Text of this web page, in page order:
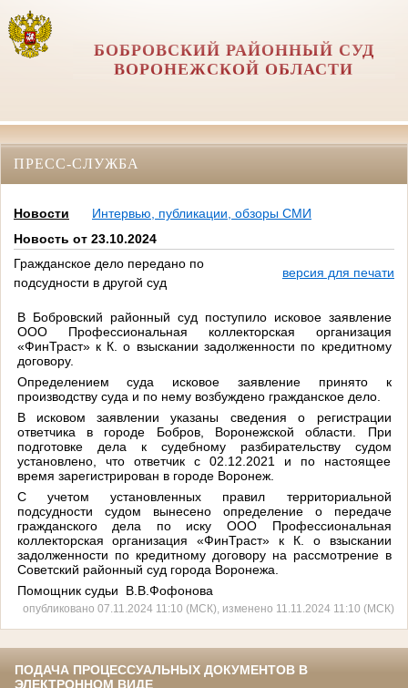
БОБРОВСКИЙ РАЙОННЫЙ СУД
ВОРОНЕЖСКОЙ ОБЛАСТИ
ПРЕСС-СЛУЖБА
Новости
Интервью, публикации, обзоры СМИ
Новость от 23.10.2024
Гражданское дело передано по
подсудности в другой суд
версия для печати
В Бобровский районный суд поступило исковое заявление
ООО Профессиональная коллекторская организация
«ФинТраст» к К. о взыскании задолженности по кредитному
договору.
Определением суда исковое заявление принято к
производству суда и по нему возбуждено гражданское дело.
В исковом заявлении указаны сведения о регистрации
ответчика в городе Бобров, Воронежской области. При
подготовке дела к судебному разбирательству судом
установлено, что ответчик с 02.12.2021 и по настоящее
время зарегистрирован в городе Воронеж.
С учетом установленных правил территориальной
подсудности судом вынесено определение о передаче
гражданского дела по иску ООО Профессиональная
коллекторская организация «ФинТраст» к К. о взыскании
задолженности по кредитному договору на рассмотрение в
Советский районный суд города Воронежа.
Помощник судьи В.В.Фофонова
опубликовано 07.11.2024 11:10 (МСК), изменено 11.11.2024 11:10 (МСК)
ПОДАЧА ПРОЦЕССУАЛЬНЫХ ДОКУМЕНТОВ В
ЭЛЕКТРОННОМ ВИДЕ